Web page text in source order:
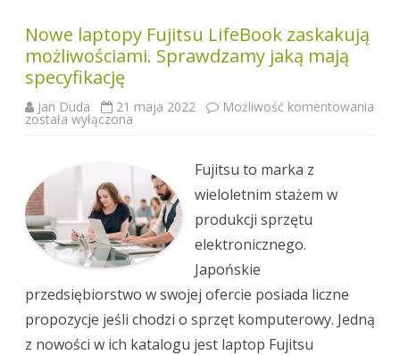
Nowe laptopy Fujitsu LifeBook zaskakują
możliwościami. Sprawdzamy jaką mają
specyfikację
Jan Duda 21 maja 2022 Możliwość komentowania
Nowe
zaskakują
możliwościami.
Sprawdzamy
jaką
mają
specyfikację
została wyłączona
Fujitsu to marka z
wieloletnim stażem w
produkcji sprzętu
elektronicznego.
Japońskie
przedsiębiorstwo w swojej ofercie posiada liczne
propozycje jeśli chodzi o sprzęt komputerowy. Jedną
z nowości w ich katalogu jest laptop Fujitsu